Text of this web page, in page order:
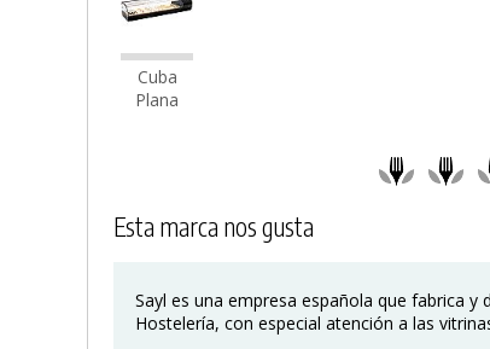
Cuba
Plana
Esta marca nos gusta
Sayl es una empresa española que fabrica y
Hostelería, con especial atención a las